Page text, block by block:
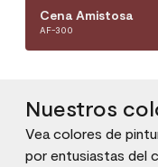
Cena Amistosa
AF-300
Nuestros
Vea colores de
por entusiastas del